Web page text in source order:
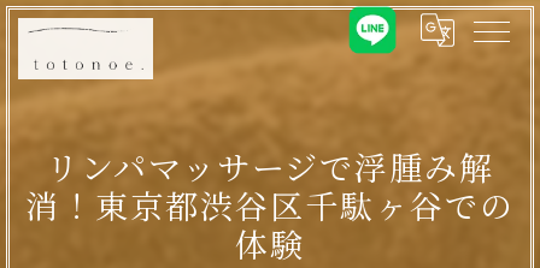
リンパマッサージで浮腫み解
消！東京都渋谷区千駄ヶ谷での
体験